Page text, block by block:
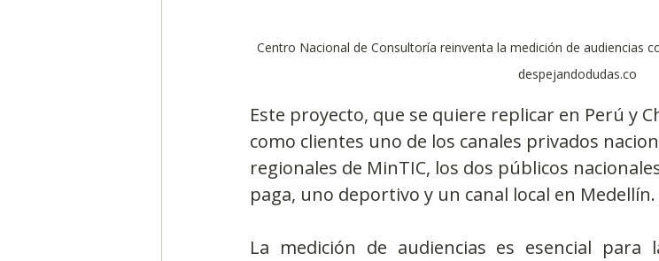
Centro Nacional de Consultoría reinventa la medición de audiencias
despejandodudas.co
Este proyecto, que se quiere replicar en Perú y
como clientes uno de los canales privados
regionales de MinTIC, los dos públicos
paga, uno deportivo y un canal local en Medellín.
La medición de audiencias es esencial